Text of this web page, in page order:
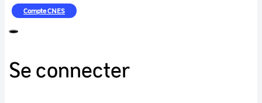
CompteCNES
Se connecter